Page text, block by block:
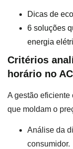
Dicas de
6 soluções
energia
Critérios
horário no
A gestão
que moldam o
Análise da
consumidor.